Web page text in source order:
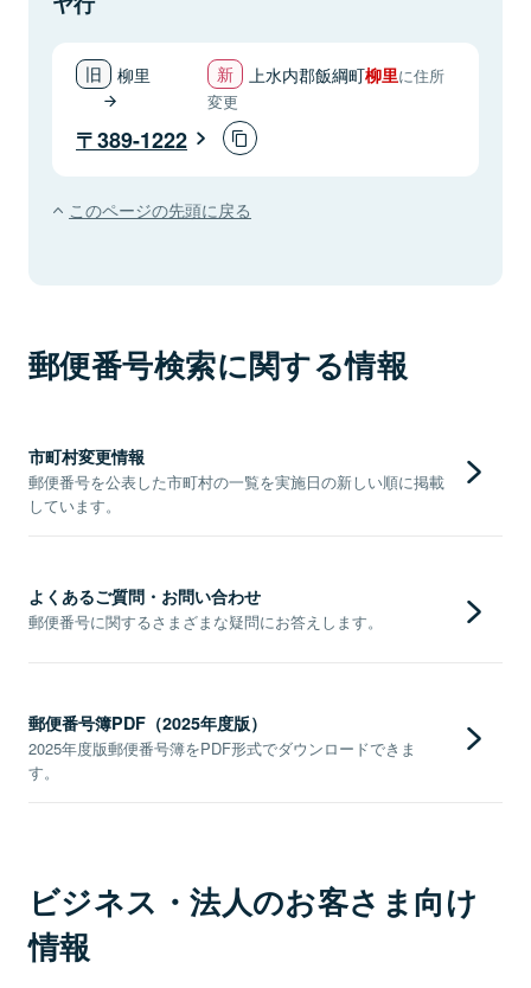
柳里 上水内郡飯綱町柳里に住所
変更
389-1222
このページの先頭に戻る
郵便番号検索に関する情報
市町村変更情報
郵便番号を公表した市町村の一覧を実施日の新しい順に掲載
しています。
よくあるご質問・お問い合わせ
郵便番号に関するさまざまな疑問にお答えします。
郵便番号簿PDF（2025年度版）
2025年度版郵便番号簿をPDF形式でダウンロードできま
す。
ビジネス・法人のお客さま向け
情報